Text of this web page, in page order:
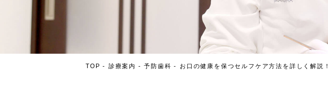
TOP 診療案内 予防歯科 お口の健康を保つセルフケア方法を詳しく解説！